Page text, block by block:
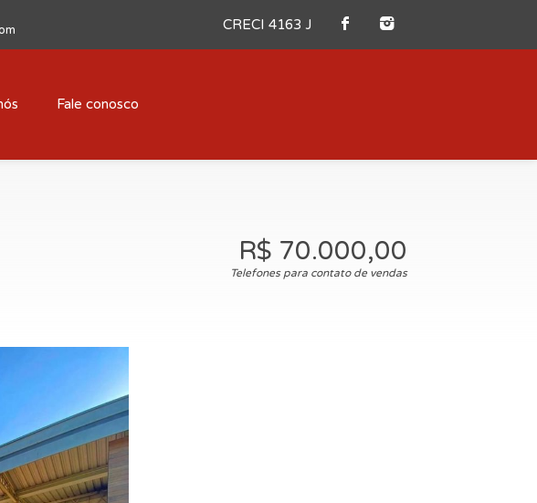
CRECI 4163 J
Fale conosco
R$ 70.000,00
Telefones para contato de vendas